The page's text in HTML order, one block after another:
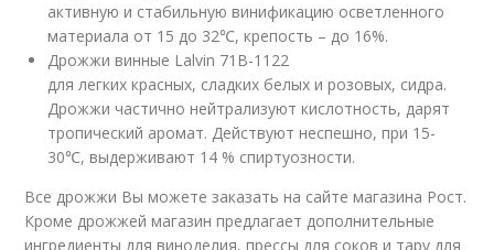
активную и стабильную винификацию осветленного
материала от 15 до 32℃, крепость – до 16%.
Дрожжи винные Lalvin 71B-1122
для легких красных, сладких белых и розовых, сидра.
Дрожжи частично нейтрализуют кислотность, дарят
тропический аромат. Действуют неспешно, при 15-
30℃, выдерживают 14 % спиртуозности.
Все дрожжи Вы можете заказать на сайте магазина Рост.
Кроме дрожжей магазин предлагает дополнительные
ингредиенты для виноделия, прессы для соков и тару для